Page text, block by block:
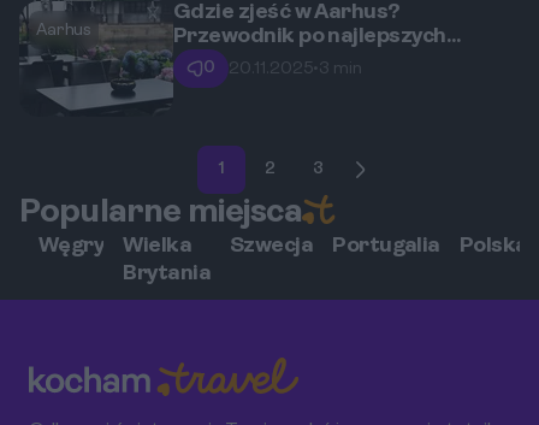
Aarhus
Gdzie zjeść w Aarhus?
Przewodnik po najlepszych
restauracjach i street foodzie
0 20.11.2025• 3 min
1 2 3
Popularne miejsca
Węgry
Wielka
Brytania
Szwecja Portugalia Polska